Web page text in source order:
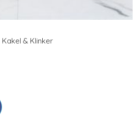
Kakel & Klinker